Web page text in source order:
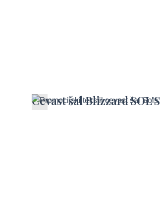
Cevast šal Blizzard SOL'S